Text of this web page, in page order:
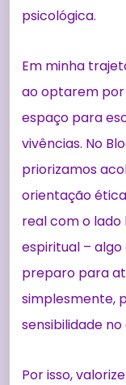
psicológica.
Em minha
ao optarem por
espaço para
vivências. No
priorizamos
orientação
real com o
espiritual –
preparo para
simplesmente,
sensibilidade no
Por isso,